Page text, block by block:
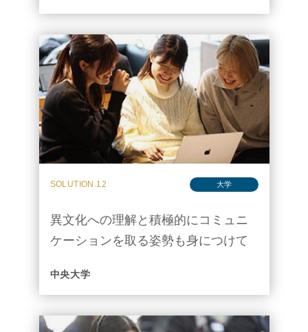
SOLUTION.12 大学
異文化への理解と積極的にコミュニ
ケーションを取る姿勢も身につけて
中央大学